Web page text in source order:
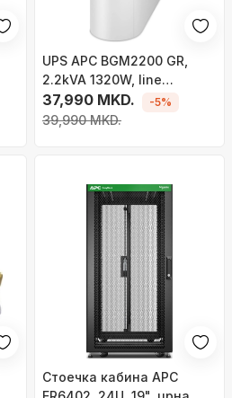
UPS APC BGM2200 GR,
2.2kVA 1320W, line
interactive, бел
37,990 MKD.
39,990 MKD.
-5%
Стоечка кабина APC